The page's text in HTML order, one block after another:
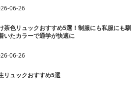
06-26
茶色リュックおすすめ5選！制服にも私服にも馴
いたカラーで通学が快適に
06-26
リュックおすすめ5選